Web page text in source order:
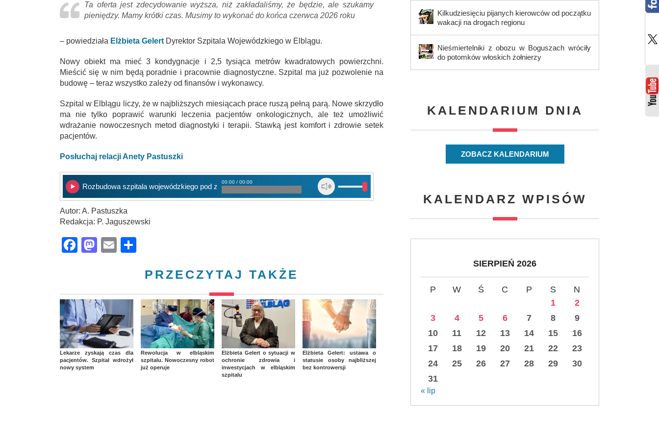
Ta oferta jest zdecydowanie wyższa, niż zakładaliśmy, że będzie, ale szukamy
pieniędzy. Mamy krótki czas. Musimy to wykonać do końca czerwca 2026 roku
– powiedziała Elżbieta Gelert Dyrektor Szpitala Wojewódzkiego w Elblągu.
Nowy obiekt ma mieć 3 kondygnacje i 2,5 tysiąca metrów kwadratowych powierzchni.
Mieścić się w nim będą poradnie i pracownie diagnostyczne. Szpital ma już pozwolenie na
budowę – teraz wszystko zależy od finansów i wykonawcy.
Szpital w Elblągu liczy, że w najbliższych miesiącach prace ruszą pełną parą. Nowe skrzydło
ma nie tylko poprawić warunki leczenia pacjentów onkologicznych, ale też umożliwić
wdrażanie nowoczesnych metod diagnostyki i terapii. Stawką jest komfort i zdrowie setek
pacjentów.
Posłuchaj relacji Anety Pastuszki
Rozbudowa szpitala wojewódzkiego pod znakiem zapytania
00:00 / 00:00
Autor: A. Pastuszka
Redakcja: P. Jaguszewski
Facebook
Mastodon
Email
PRZECZYTAJ TAKŻE
Lekarze zyskają czas dla
pacjentów. Szpital wdrożył
nowy system
Rewolucja w elbląskim
szpitalu. Nowoczesny robot
już operuje
Elżbieta Gelert o sytuacji w
ochronie zdrowia i
inwestycjach w elbląskim
szpitalu
Elżbieta Gelert: ustawa o
statusie osoby najbliższej
bez kontrowersji
Kilkudziesięciu pijanych kierowców od początku
wakacji na drogach regionu
Nieśmiertelniki z obozu w Boguszach wróciły
do potomków włoskich żołnierzy
KALENDARIUM DNIA
ZOBACZ KALENDARIUM
KALENDARZ WPISÓW
SIERPIEŃ 2026
P W Ś C P S
N
1
2
3
4 5 6 7 8
9
10
11 12 13 14 15
16
17
18 19 20 21 22
23
24
25 26 27 28 29
30
31
« lip